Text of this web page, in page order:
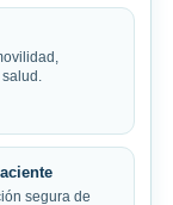
segura de